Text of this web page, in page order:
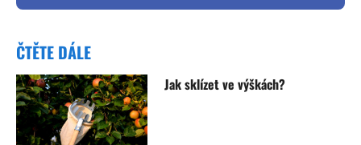
ČTĚTE DÁLE
Jak sklízet ve výškách?